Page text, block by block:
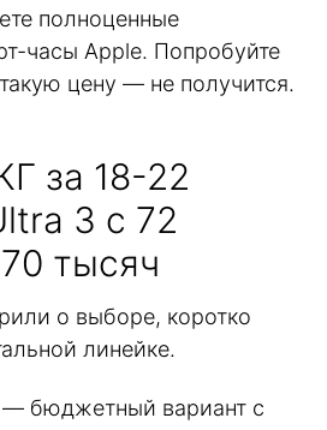
полноценные
часы Apple. Попробуйте
цену — не получится.
за 18-22
3 с 72
тысяч
о выборе, коротко
линейке.
— бюджетный вариант с